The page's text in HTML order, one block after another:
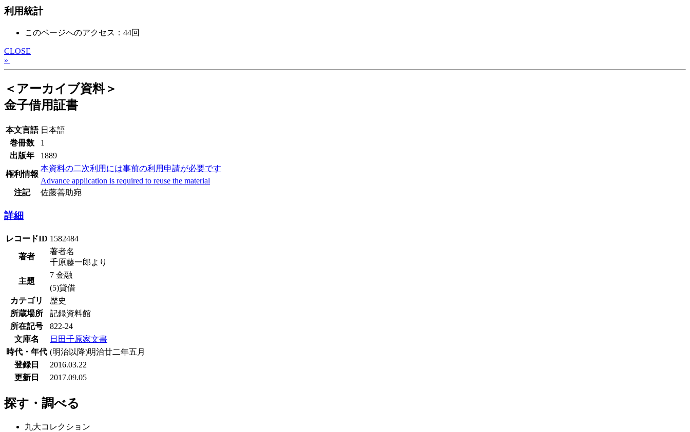
利用統計
このページへのアクセス：44回
CLOSE
»
＜アーカイブ資料＞
金子借用証書
本文言語 日本語
巻冊数
1
出版年
1889
権利情報
本資料の二次利用には事前の利用申請が必要です
Advance application is required to reuse the material
注記
佐藤善助宛
詳細
レコードID 1582484
著者
著者名
千原藤一郎より
主題
7 金融
(5)貸借
カテゴリ
歴史
所蔵場所
記録資料館
所在記号
822-24
文庫名
日田千原家文書
時代・年代 (明治以降)明治廿二年五月
登録日
2016.03.22
更新日
2017.09.05
探す・調べる
九大コレクション